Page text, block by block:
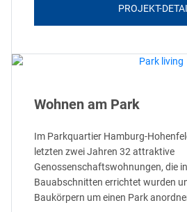
PROJEKT-
Wohnen am Park
Im Parkquartier Hamburg-
letzten zwei Jahren 32 attraktive
Genossenschaftswohnungen, die
Bauabschnitten errichtet wurden
Baukörpern um einen Park